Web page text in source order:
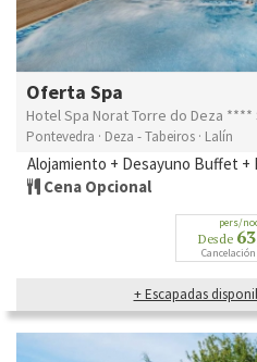
Oferta Spa
Hotel Spa Norat Torre do Deza
Pontevedra · Deza - Tabeiros · Lalín
Alojamiento + Desayuno Buffet +
Cena Opcional
pers/
Desde
+ Escapadas